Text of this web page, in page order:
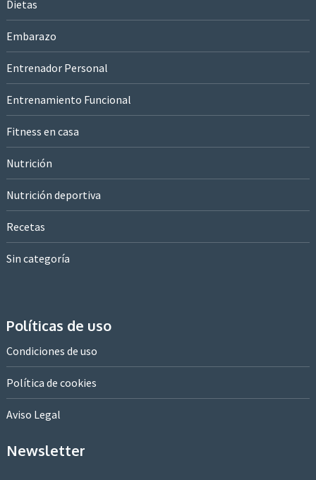
Dietas
Embarazo
Entrenador Personal
Entrenamiento Funcional
Fitness en casa
Nutrición
Nutrición deportiva
Recetas
Sin categoría
Políticas de uso
Condiciones de uso
Política de cookies
Aviso Legal
Newsletter